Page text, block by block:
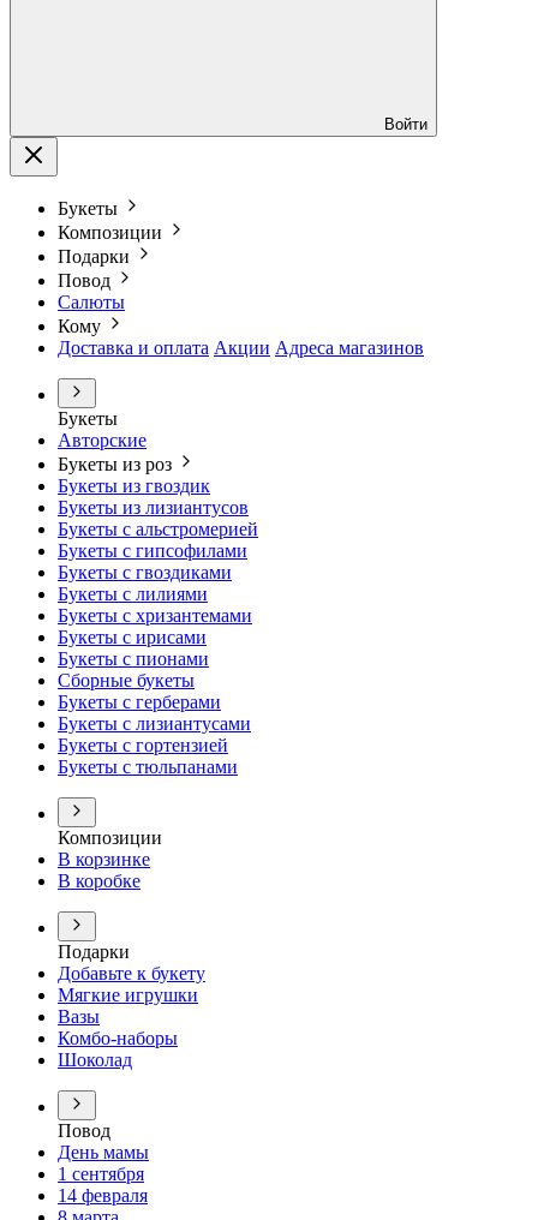
Войти
Букеты
Композиции
Подарки
Повод
Салюты
Кому
Доставка и оплата Акции Адреса магазинов
Букеты
Авторские
Букеты из роз
Букеты из гвоздик
Букеты из лизиантусов
Букеты с альстромерией
Букеты с гипсофилами
Букеты с гвоздиками
Букеты с лилиями
Букеты с хризантемами
Букеты с ирисами
Букеты с пионами
Сборные букеты
Букеты с герберами
Букеты с лизиантусами
Букеты с гортензией
Букеты с тюльпанами
Композиции
В корзинке
В коробке
Подарки
Добавьте к букету
Мягкие игрушки
Вазы
Комбо-наборы
Шоколад
Повод
День мамы
1 сентября
14 февраля